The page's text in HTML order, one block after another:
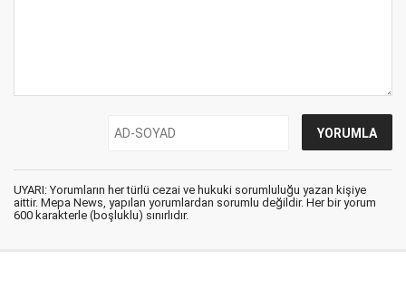
UYARI: Yorumların her türlü cezai ve hukuki sorumluluğu yazan kişiye
aittir. Mepa News, yapılan yorumlardan sorumlu değildir. Her bir yorum
600 karakterle (boşluklu) sınırlıdır.